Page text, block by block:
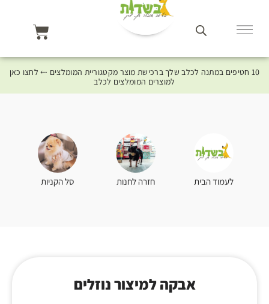
10 חטיפים במתנה לכלב שלך ברכישת מוצר מקטגוריית המומלצים ⤎ לחצו כאן
למוצרים המומלצים לכלב
לעמוד הבית חזרה לחנות סל הקניות
אבקה למיצור נוזלים